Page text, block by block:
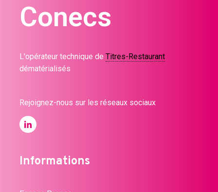
Conecs
L'opérateur technique de Titres-Restaurant
dématérialisés
Rejoignez-nous sur les réseaux sociaux
Informations